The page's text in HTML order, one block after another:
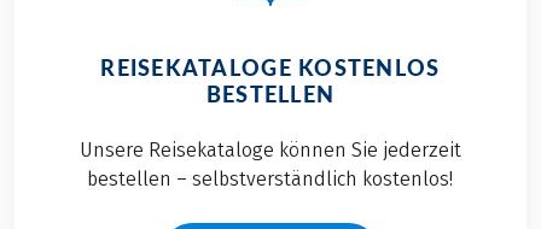
REISEKATALOGE KOSTENLOS
BESTELLEN
Unsere Reisekataloge können Sie jederzeit
bestellen – selbstverständlich kostenlos!